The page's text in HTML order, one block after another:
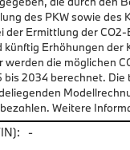
des PKW sowie
Ermittlung der
künftig Erhöhungen
die möglichen
2034 berechnet.
Weitere
-